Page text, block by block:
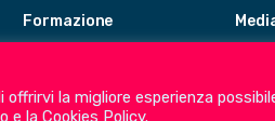
Formazione
Compagnia di Gesù
la migliore esperienza
e la Cookies Policy.